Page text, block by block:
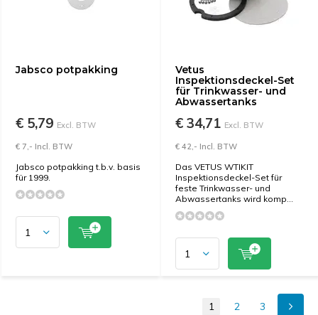
Jabsco potpakking
€ 5,79 Excl. BTW
€ 7,- Incl. BTW
Jabsco potpakking t.b.v. basis
für 1999.
Vetus
Inspektionsdeckel-Set
für Trinkwasser- und
Abwassertanks
€ 34,71 Excl. BTW
€ 42,- Incl. BTW
Das VETUS WTIKIT
Inspektionsdeckel-Set für
feste Trinkwasser- und
Abwassertanks wird komp...
1 2 3